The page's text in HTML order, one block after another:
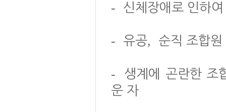
- 신체장애로 인하
- 유공, 순직 조합
-
생계에 곤란한 조
운 자